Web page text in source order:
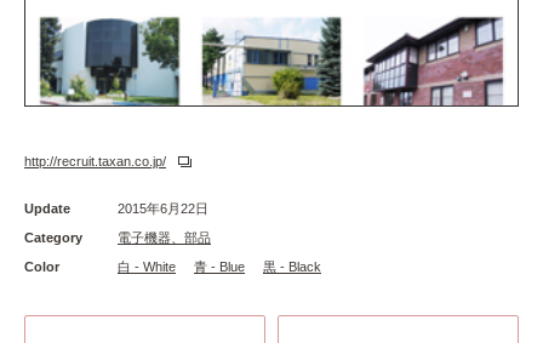
http://recruit.taxan.co.jp/
Update
2015年6月22日
Category
電子機器、部品
Color
白 - White 青 - Blue 黒 - Black